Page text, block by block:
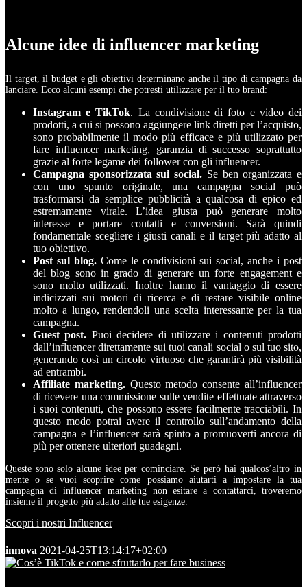
Alcune idee di influencer marketing
Il target, il budget e gli obiettivi determinano anche il tipo di campagna da
lanciare. Ecco alcuni esempi che potresti utilizzare per il tuo brand:
Instagram e TikTok. La condivisione di foto e video dei
prodotti, a cui si possono aggiungere link diretti per l’acquisto,
sono probabilmente il modo più efficace e più utilizzato per
fare influencer marketing, garanzia di successo soprattutto
grazie al forte legame dei follower con gli influencer.
Campagna sponsorizzata sui social. Se ben organizzata e
con uno spunto originale, una campagna social può
trasformarsi da semplice pubblicità a qualcosa di epico ed
estremamente virale. L’idea giusta può generare molto
interesse e portare contatti e conversioni. Sarà quindi
fondamentale scegliere i giusti canali e il target più adatto al
tuo obiettivo.
Post sul blog. Come le condivisioni sui social, anche i post
del blog sono in grado di generare un forte engagement e
sono molto utilizzati. Inoltre hanno il vantaggio di essere
indicizzati sui motori di ricerca e di restare visibile online
molto a lungo, rendendoli una scelta interessante per la tua
campagna.
Guest post. Puoi decidere di utilizzare i contenuti prodotti
dall’influencer direttamente sui tuoi canali social o sul tuo sito,
generando così un circolo virtuoso che garantirà più visibilità
ad entrambi.
Affiliate marketing.Questo metodo consente all’influencer
di ricevere una commissione sulle vendite effettuate attraverso
i suoi contenuti, che possono essere facilmente tracciabili. In
questo modo potrai avere il controllo sull’andamento della
campagna e l’influencer sarà spinto a promuoverti ancora di
più per ottenere ulteriori guadagni.
Queste sono solo alcune idee per cominciare. Se però hai qualcos’altro in
mente o se vuoi scoprire come possiamo aiutarti a impostare la tua
campagna di influencer marketing non esitare a contattarci, troveremo
insieme il progetto più adatto alle tue esigenze.
Scopri i nostri Influencer
innova 2021-04-25T13:14:17+02:00